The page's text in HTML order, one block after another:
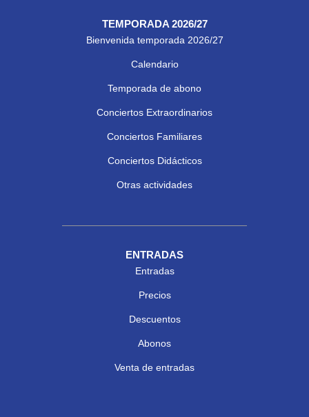
TEMPORADA 2026/27
Bienvenida temporada 2026/27
Calendario
Temporada de abono
Conciertos Extraordinarios
Conciertos Familiares
Conciertos Didácticos
Otras actividades
ENTRADAS
Entradas
Precios
Descuentos
Abonos
Venta de entradas